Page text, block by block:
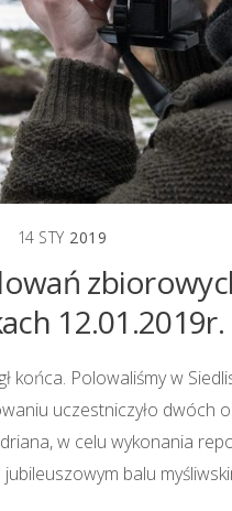
14 STY 2019
12.01.2019r.
Polowaliśmy w
uczestniczyło
w celu wykonania
balu